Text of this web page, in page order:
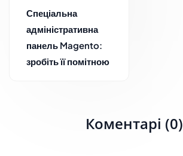
Спеціальна
адміністративна
панель Magento:
зробіть її помітною
Коментарі (0)